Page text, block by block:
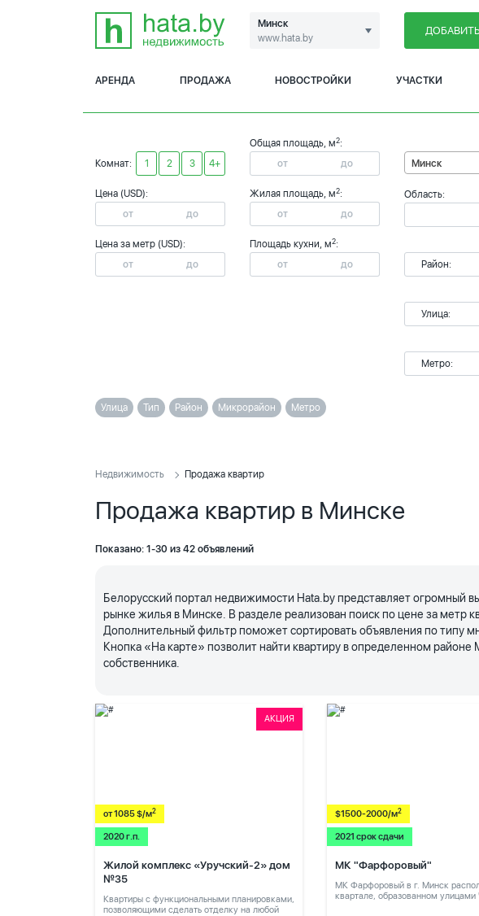
Минск
www.hata.by
АРЕНДА ПРОДАЖА НОВОСТРОЙКИ УЧАСТКИ
Комнат: 1 2 3 4+
Цена (USD):
Цена за метр (USD):
Общая площадь, м2:
Жилая площадь, м2:
Площадь кухни, м2:
Минск
Область:
Район:
Улица:
Метро:
Улица Тип Район Микрорайон Метро
Недвижимость Продажа квартир
Продажа квартир в Минске
Показано: 1-30 из 42 объявлений
Белорусский портал недвижимости Hata.by представляет огромный
рынке жилья в Минске. В разделе реализован поиск по цене за
Дополнительный фильтр поможет сортировать объявления по типу
Кнопка «На карте» позволит найти квартиру в определенном
собственника.
АКЦИЯ
от 1085 $/м2
2020 г.п.
Жилой комплекс «Уручский-2» дом
№35
Квартиры с функциональными планировками,
позволяющими сделать отделку на любой
$1500-2000/м2
2021 срок сдачи
МК "Фарфоровый"
МК Фарфоровый в г. Минск
квартале, образованном улицами